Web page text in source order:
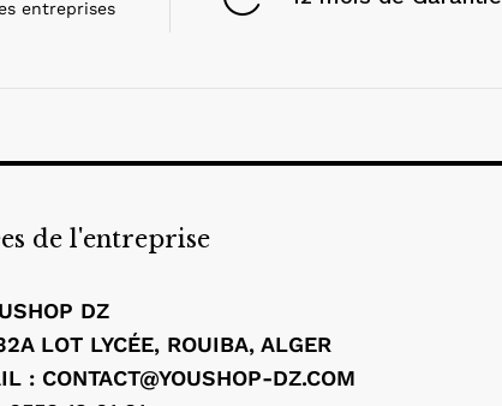
entreprises
de l'entreprise
DZ
LOT LYCÉE, ROUIBA, ALGER
: CONTACT@YOUSHOP-DZ.COM